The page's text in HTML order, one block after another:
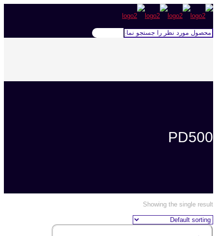
PD500
Showing the single result